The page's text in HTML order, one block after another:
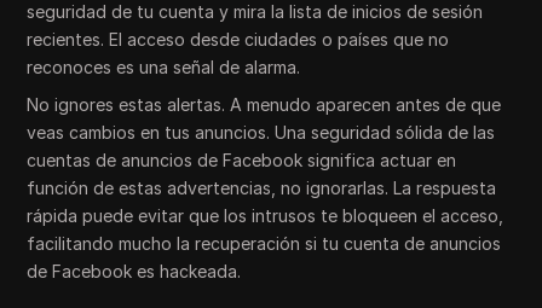
seguridad de tu cuenta y mira la lista de inicios de sesión
recientes. El acceso desde ciudades o países que no
reconoces es una señal de alarma.
No ignores estas alertas. A menudo aparecen antes de que
veas cambios en tus anuncios. Una seguridad sólida de las
cuentas de anuncios de Facebook significa actuar en
función de estas advertencias, no ignorarlas. La respuesta
rápida puede evitar que los intrusos te bloqueen el acceso,
facilitando mucho la recuperación si tu cuenta de anuncios
de Facebook es hackeada.